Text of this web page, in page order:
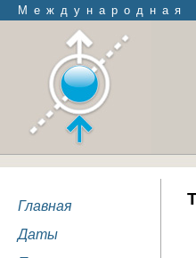
Международная
Главная
Даты